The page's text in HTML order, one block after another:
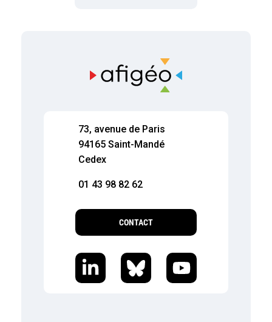
73, avenue de Paris
94165 Saint-Mandé
Cedex
01 43 98 82 62
CONTACT